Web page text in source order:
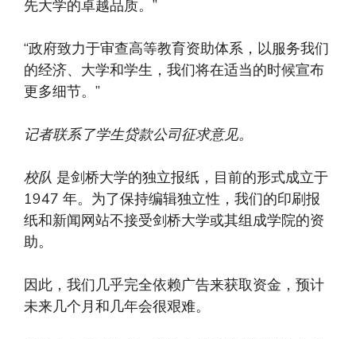
先大学的卓越品质。”
“政府致力于审查高等教育资助体系，以服务我们
的经济、大学和学生，我们将在适当的时候宣布
更多细节。”
记者联系了学生贷款公司征求意见。
校队 是剑桥大学的独立报纸，目前的形式成立于
1947 年。为了保持编辑独立性，我们的印刷报
纸和新闻网站不接受剑桥大学或其组成学院的资
助。
因此，我们几乎完全依赖广告来获取资金，预计
未来几个月和几年会很艰难。